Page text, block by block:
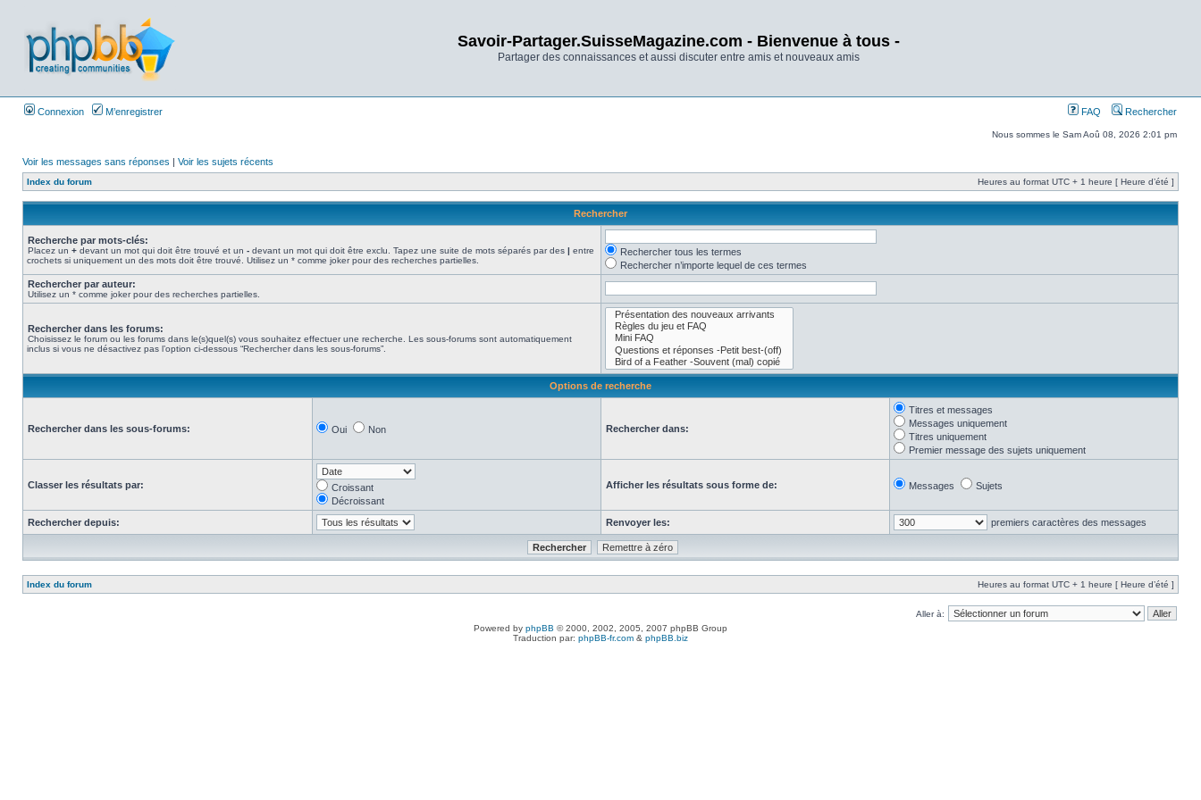
Savoir-Partager.SuisseMagazine.com - Bienvenue à tous -
Partager des connaissances et aussi discuter entre amis et nouveaux amis
Connexion M’enregistrer FAQ Rechercher
Nous sommes le Sam Aoû 08, 2026 2:01 pm
Voir les messages sans réponses | Voir les sujets récents
Index du forum Heures au format UTC + 1 heure [ Heure d’été ]
Rechercher
Recherche par mots-clés:
Placez un + devant un mot qui doit être trouvé et un - devant un mot qui doit être exclu. Tapez une suite de mots séparés par des | entre
crochets si uniquement un des mots doit être trouvé. Utilisez un * comme joker pour des recherches partielles.
Rechercher tous les termes
Rechercher n’importe lequel de ces termes
Rechercher par auteur:
Utilisez un * comme joker pour des recherches partielles.
Rechercher dans les forums:
Choisissez le forum ou les forums dans le(s)quel(s) vous souhaitez effectuer une recherche. Les sous-forums sont automatiquement
inclus si vous ne désactivez pas l’option ci-dessous “Rechercher dans les sous-forums”.
Options de recherche
Rechercher dans les sous-forums: Oui Non Rechercher dans:
Titres et messages
Messages uniquement
Titres uniquement
Premier message des sujets uniquement
Classer les résultats par:
Croissant
Décroissant
Afficher les résultats sous forme de: Messages Sujets
Rechercher depuis: Renvoyer les: premiers caractères des messages
Index du forum Heures au format UTC + 1 heure [ Heure d’été ]
Aller à:
Powered by phpBB © 2000, 2002, 2005, 2007 phpBB Group
Traduction par: phpBB-fr.com & phpBB.biz